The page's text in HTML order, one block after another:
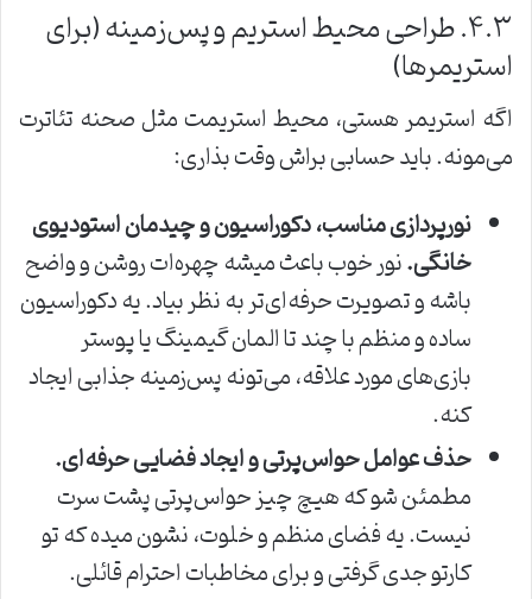
۴.۳. طراحی محیط استریم و پس‌زمینه (برای
استریمرها)
اگه استریمر هستی، محیط استریمت مثل صحنه تئاترت
می‌مونه. باید حسابی براش وقت بذاری:
نورپردازی مناسب، دکوراسیون و چیدمان استودیوی
خانگی.نور خوب باعث میشه چهره‌ات روشن و واضح
باشه و تصویرت حرفه‌ای‌تر به نظر بیاد. یه دکوراسیون
ساده و منظم با چند تا المان گیمینگ یا پوستر
بازی‌های مورد علاقه، می‌تونه پس‌زمینه جذابی ایجاد
کنه.
حذف عوامل حواس‌پرتی و ایجاد فضایی حرفه‌ای.
مطمئن شو که هیچ چیز حواس‌پرتی پشت سرت
نیست. یه فضای منظم و خلوت، نشون میده که تو
کارتو جدی گرفتی و برای مخاطبات احترام قائلی.